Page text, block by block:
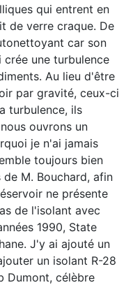
qui entrent en
de verre craque. De
car son
une turbulence
Au lieu d'être
par gravité, ceux-ci
turbulence, ils
ouvrons un
je n'ai jamais
toujours bien
M. Bouchard, afin
ne présente
de l'isolant avec
1990, State
J'y ai ajouté un
un isolant R-28
Dumont, célèbre